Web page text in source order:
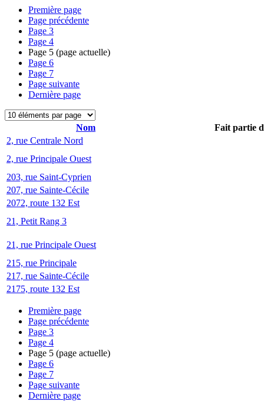
Première page
Page précédente
Page 3
Page 4
Page 5 (page actuelle)
Page 6
Page 7
Page suivante
Dernière page
Nom
Fait partie
2, rue Centrale Nord
2, rue Principale Ouest
203, rue Saint-Cyprien
207, rue Sainte-Cécile
2072, route 132 Est
21, Petit Rang 3
21, rue Principale Ouest
215, rue Principale
217, rue Sainte-Cécile
2175, route 132 Est
Première page
Page précédente
Page 3
Page 4
Page 5 (page actuelle)
Page 6
Page 7
Page suivante
Dernière page